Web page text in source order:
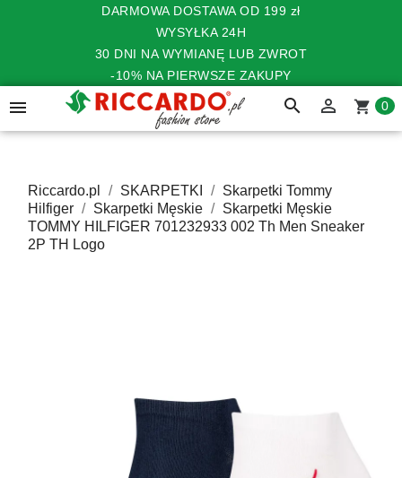
DARMOWA DOSTAWA OD 199 zł
WYSYŁKA 24H
30 DNI NA WYMIANĘ LUB ZWROT
-10% NA PIERWSZE ZAKUPY
 search  shopping_cart 0
Riccardo.pl SKARPETKI
Skarpetki Tommy
Hilfiger
Skarpetki Męskie
Skarpetki Męskie
TOMMY HILFIGER 701232933 002 Th Men Sneaker
2P TH Logo